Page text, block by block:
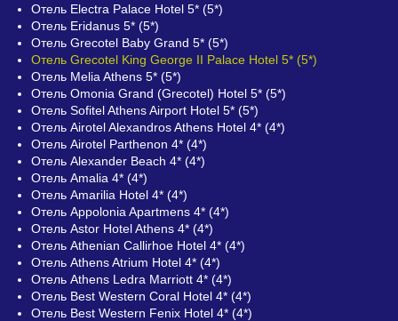
Отель Electra Palace Hotel 5* (5*)
Отель Eridanus 5* (5*)
Отель Grecotel Baby Grand 5* (5*)
Отель Grecotel King George II Palace Hotel 5* (5*)
Отель Melia Athens 5* (5*)
Отель Omonia Grand (Grecotel) Hotel 5* (5*)
Отель Sofitel Athens Airport Hotel 5* (5*)
Отель Airotel Alexandros Athens Hotel 4* (4*)
Отель Airotel Parthenon 4* (4*)
Отель Alexander Beach 4* (4*)
Отель Amalia 4* (4*)
Отель Amarilia Hotel 4* (4*)
Отель Appolonia Apartmens 4* (4*)
Отель Astor Hotel Athens 4* (4*)
Отель Athenian Callirhoe Hotel 4* (4*)
Отель Athens Atrium Hotel 4* (4*)
Отель Athens Ledra Marriott 4* (4*)
Отель Best Western Coral Hotel 4* (4*)
Отель Best Western Fenix Hotel 4* (4*)